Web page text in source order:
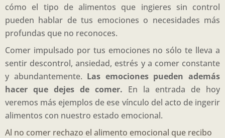
cómo el tipo de alimentos que ingieres sin control
pueden hablar de tus emociones o necesidades más
profundas que no reconoces.
Comer impulsado por tus emociones no sólo te lleva a
sentir descontrol, ansiedad, estrés y a comer constante
y abundantemente. Las emociones pueden además
hacer que dejes de comer. En la entrada de hoy
veremos más ejemplos de ese vínculo del acto de ingerir
alimentos con nuestro estado emocional.
Al no comer rechazo el alimento emocional que recibo